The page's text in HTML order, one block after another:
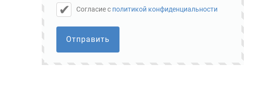
Cогласие с политикой конфиденциальности
Отправить